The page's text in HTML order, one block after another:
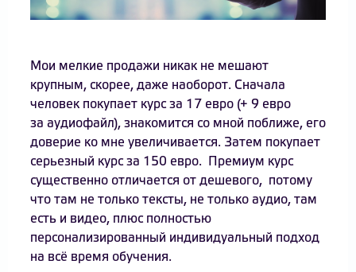
Мои мелкие продажи никак не мешают
крупным, скорее, даже наоборот. Сначала
человек покупает курс за 17 евро (+ 9 евро
за аудиофайл), знакомится со мной поближе, его
доверие ко мне увеличивается. Затем покупает
серьезный курс за 150 евро. Премиум курс
существенно отличается от дешевого, потому
что там не только тексты, не только аудио, там
есть и видео, плюс полностью
персонализированный индивидуальный подход
на всё время обучения.